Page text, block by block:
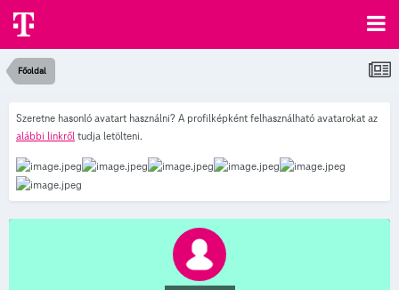
Főoldal
Szeretne hasonló avatart használni? A profilképként felhasználható avatarokat az
alábbi linkről tudja letölteni.